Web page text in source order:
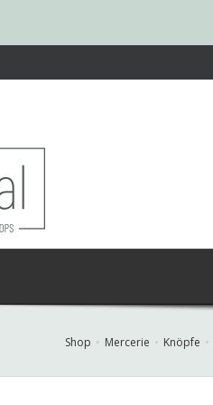
Shop Mercerie Knöpfe